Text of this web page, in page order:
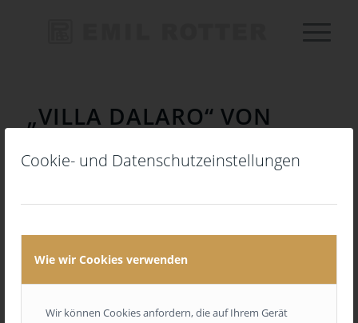
Cookie- und Datenschutzeinstellungen
Wie wir Cookies verwenden
Wir können Cookies anfordern, die auf Ihrem Gerät
„VILLA DALARO“ VON
1 2 3 4 5